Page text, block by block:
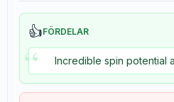
👍FÖRDELAR
“ Incredible spin potential